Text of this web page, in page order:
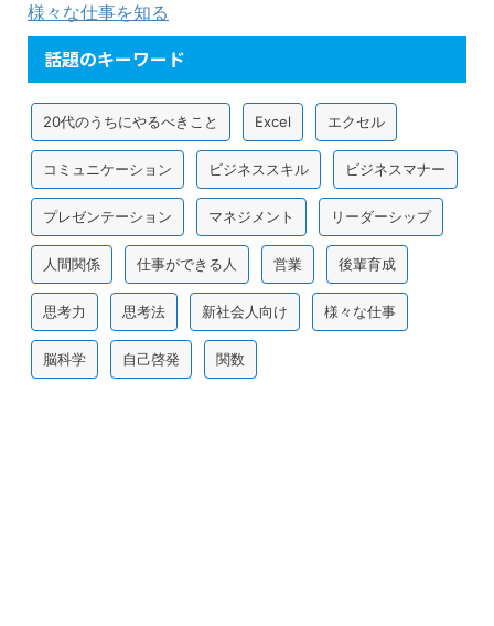
様々な仕事を知る
話題のキーワード
20代のうちにやるべきこと Excel エクセル
コミュニケーション ビジネススキル ビジネスマナー
プレゼンテーション マネジメント リーダーシップ
人間関係 仕事ができる人 営業 後輩育成
思考力 思考法 新社会人向け 様々な仕事
脳科学 自己啓発 関数